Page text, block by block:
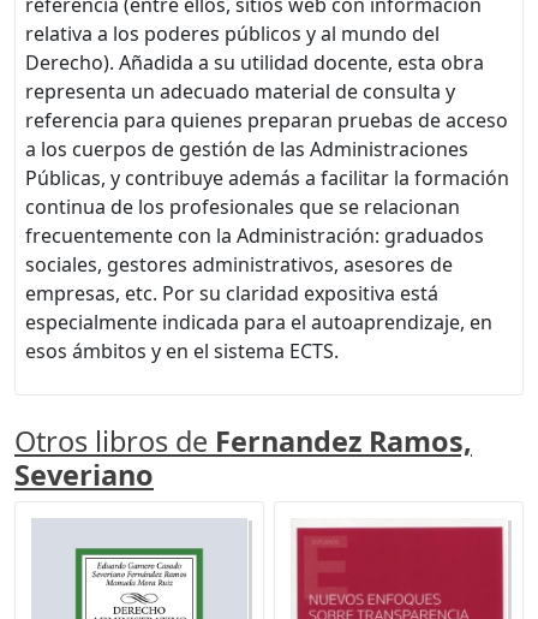
relativa a los poderes públicos y al mundo del
Derecho). Añadida a su utilidad docente, esta obra
representa un adecuado material de consulta y
referencia para quienes preparan pruebas de acceso
a los cuerpos de gestión de las Administraciones
Públicas, y contribuye además a facilitar la formación
continua de los profesionales que se relacionan
frecuentemente con la Administración: graduados
sociales, gestores administrativos, asesores de
empresas, etc. Por su claridad expositiva está
especialmente indicada para el autoaprendizaje, en
esos ámbitos y en el sistema ECTS.
Otros libros de Fernandez Ramos,
Severiano